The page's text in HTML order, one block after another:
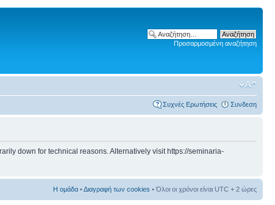
Προσαρμοσμένη αναζήτηση
Συχνές Ερωτήσεις Συνδεση
down for technical reasons. Alternatively visit https://seminaria-
Η ομάδα •Διαγραφή των cookies • Όλοι οι χρόνοι είναι UTC + 2 ώρες